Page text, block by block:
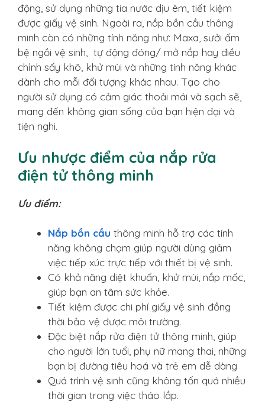
động, sử dụng những tia nước dịu êm, tiết kiệm
được giấy vệ sinh. Ngoài ra, nắp bồn cầu thông
minh còn có những tính năng như: Maxa, sưởi ấm
bệ ngồi vệ sinh, tự động đóng/ mở nắp hay điều
chỉnh sấy khô, khử mùi và những tính năng khác
dành cho mỗi đối tượng khác nhau. Tạo cho
người sử dụng có cảm giác thoải mái và sạch sẽ,
mang đến không gian sống của bạn hiện đại và
tiện nghi.
Ưu nhược điểm của nắp rửa
điện tử thông minh
Ưu điểm:
Nắp bồn cầu thông minh hỗ trợ các tính
năng không chạm giúp người dùng giảm
việc tiếp xúc trực tiếp với thiết bị vệ sinh.
Có khả năng diệt khuẩn, khử mùi, nắp mốc,
giúp bạn an tâm sức khỏe.
Tiết kiệm được chi phí giấy vệ sinh đồng
thời bảo vệ được môi trường.
Đặc biệt nắp rửa điện tử thông minh, giúp
cho người lớn tuổi, phụ nữ mang thai, những
bạn bị đường tiêu hoá và trẻ em dễ dàng
Quá trình vệ sinh cũng không tốn quá nhiều
thời gian trong việc tháo lắp.